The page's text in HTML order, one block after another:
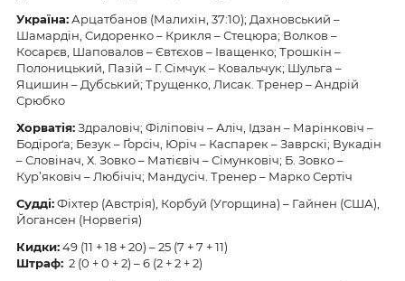
Україна:Арцатбанов (Малихін, 37:10); Дахновський –
Шамардін, Сидоренко – Крикля – Стецюра; Волков –
Косарєв, Шаповалов – Євтєхов – Іващенко; Трошкін –
Полоницький, Пазій – Г. Сімчук – Ковальчук; Шульга –
Яцишин – Дубський; Трущенко, Лисак. Тренер – Андрій
Срюбко
Хорватія:Здраловіч; Філіповіч – Аліч, Ідзан – Марінковіч –
Бодіроґа; Безук – Ґорсіч, Юріч – Каспарек – Заврскі; Вукадін
– Словінач, Х. Зовко – Матієвіч – Сімунковіч; Б. Зовко –
Кур’яковіч – Любічіч; Мандусіч. Тренер – Марко Сертіч
Судді:Фіхтер (Австрія), Корбуй (Угорщина) – Гайнен (США),
Йогансен (Норвегія)
Кидки:49 (11 + 18 + 20) – 25 (7 + 7 + 11)
Штраф: 2 (0 + 0 + 2) – 6 (2 + 2 + 2)